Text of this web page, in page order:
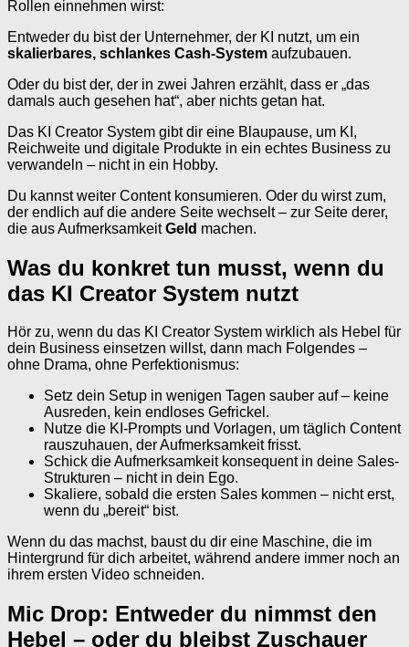
Rollen einnehmen wirst:
Entweder du bist der Unternehmer, der KI nutzt, um ein
skalierbares, schlankes Cash-System aufzubauen.
Oder du bist der, der in zwei Jahren erzählt, dass er „das
damals auch gesehen hat“, aber nichts getan hat.
Das KI Creator System gibt dir eine Blaupause, um KI,
Reichweite und digitale Produkte in ein echtes Business zu
verwandeln – nicht in ein Hobby.
Du kannst weiter Content konsumieren. Oder du wirst zum,
der endlich auf die andere Seite wechselt – zur Seite derer,
die aus AufmerksamkeitGeld machen.
Was du konkret tun musst, wenn du
das KI Creator System nutzt
Hör zu, wenn du das KI Creator System wirklich als Hebel für
dein Business einsetzen willst, dann mach Folgendes –
ohne Drama, ohne Perfektionismus:
Setz dein Setup in wenigen Tagen sauber auf – keine
Ausreden, kein endloses Gefrickel.
Nutze die KI-Prompts und Vorlagen, um täglich Content
rauszuhauen, der Aufmerksamkeit frisst.
Schick die Aufmerksamkeit konsequent in deine Sales-
Strukturen – nicht in dein Ego.
Skaliere, sobald die ersten Sales kommen – nicht erst,
wenn du „bereit“ bist.
Wenn du das machst, baust du dir eine Maschine, die im
Hintergrund für dich arbeitet, während andere immer noch an
ihrem ersten Video schneiden.
Mic Drop: Entweder du nimmst den
Hebel – oder du bleibst Zuschauer